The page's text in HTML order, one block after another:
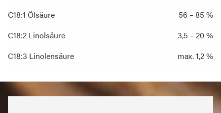
C18:1 Ölsäure
56 – 85 %
C18:2 Linolsäure
3,5 – 20 %
C18:3 Linolensäure
max. 1,2 %